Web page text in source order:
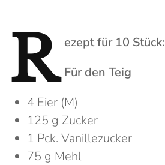
R ezept für 10 Stück:
Für den Teig
4 Eier (M)
125 g Zucker
1 Pck. Vanillezucker
75 g Mehl